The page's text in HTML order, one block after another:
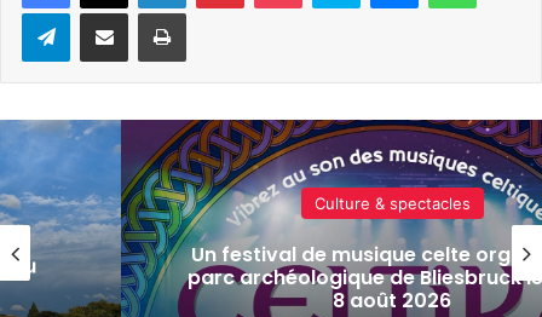
TelegramPartager par e-mail Imprimer
au
7 et
Actualité locale & société
Tout-Metz, armée, sports de
actus de la semaine à Metz (31
2026)